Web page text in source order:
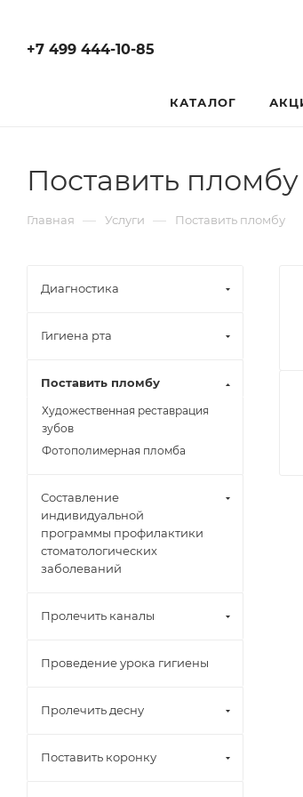
+7 499 444-10-85
КАТАЛОГ
Поставить пломбу
Главная — Услуги — Поставить пломбу
Диагностика
Гигиена рта
Поставить пломбу
Художественная реставрация
зубов
Фотополимерная пломба
Составление
индивидуальной
программы профилактики
стоматологических
заболеваний
Пролечить каналы
Проведение урока гигиены
Пролечить десну
Поставить коронку